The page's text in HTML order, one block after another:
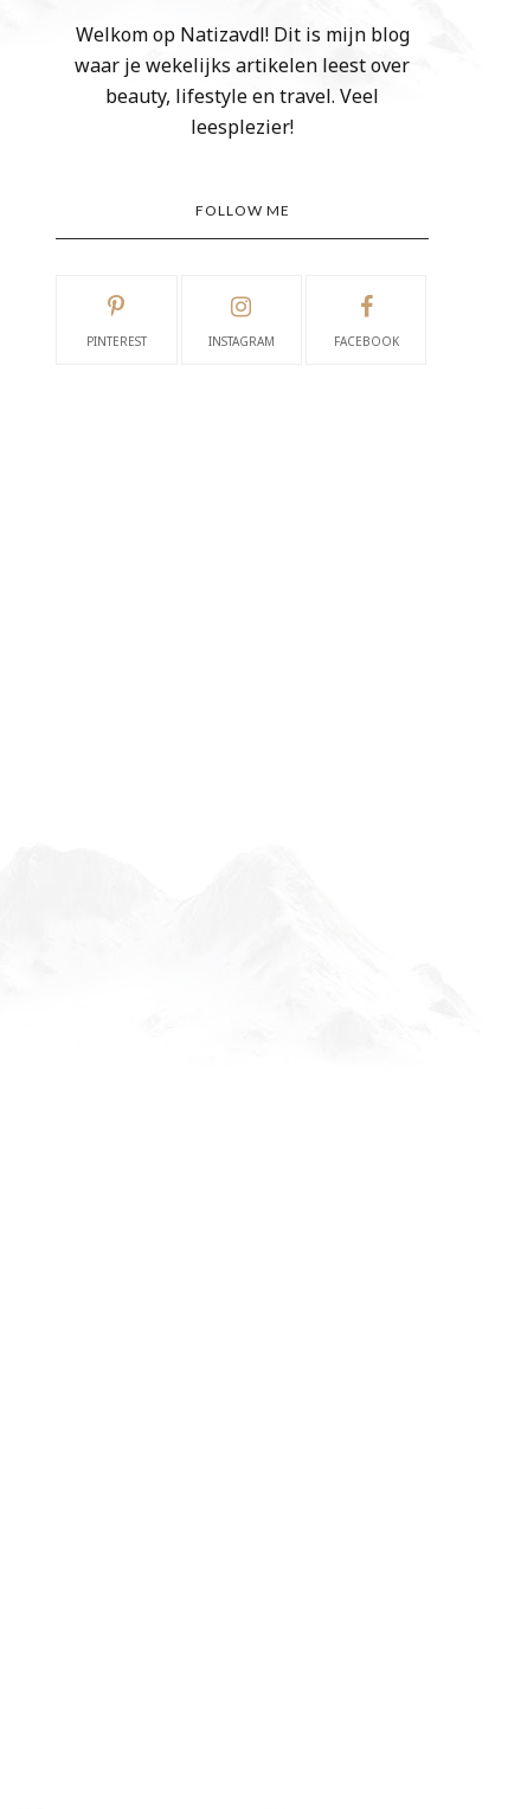
Welkom op Natizavdl! Dit is mijn blog
waar je wekelijks artikelen leest over
beauty, lifestyle en travel. Veel
leesplezier!
FOLLOW ME
PINTEREST INSTAGRAM FACEBOOK